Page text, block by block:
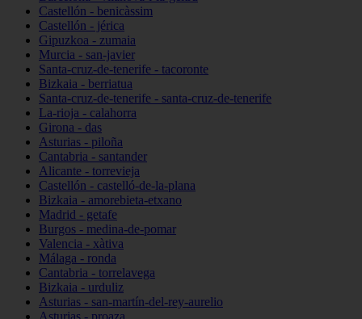
Castellón - benicàssim
Castellón - jérica
Gipuzkoa - zumaia
Murcia - san-javier
Santa-cruz-de-tenerife - tacoronte
Bizkaia - berriatua
Santa-cruz-de-tenerife - santa-cruz-de-tenerife
La-rioja - calahorra
Girona - das
Asturias - piloña
Cantabria - santander
Alicante - torrevieja
Castellón - castelló-de-la-plana
Bizkaia - amorebieta-etxano
Madrid - getafe
Burgos - medina-de-pomar
Valencia - xàtiva
Málaga - ronda
Cantabria - torrelavega
Bizkaia - urduliz
Asturias - san-martín-del-rey-aurelio
Asturias - proaza